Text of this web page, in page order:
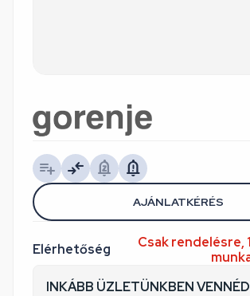
Elérhetőség
Csak rendelésre,
INKÁBB ÜZLETÜNKBEN
AJÁNLATKÉRÉS